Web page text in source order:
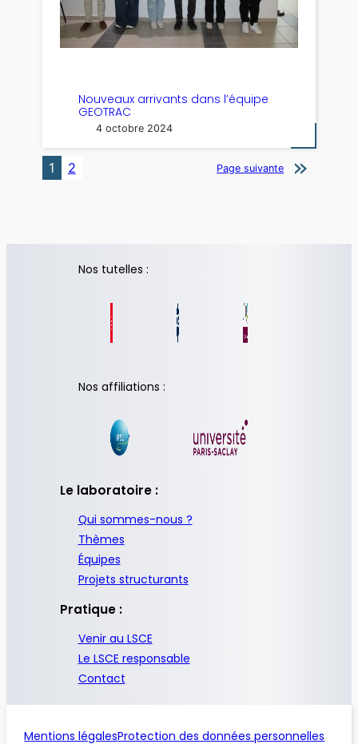
Nouveaux arrivants dans l’équipe
GEOTRAC
4 octobre 2024
1 2 Page suivante
Nos tutelles :
Nos affiliations :
Le laboratoire :
Qui sommes-nous ?
Thèmes
Équipes
Projets structurants
Pratique :
Venir au LSCE
Le LSCE responsable
Contact
Mentions légalesProtection des données personnelles